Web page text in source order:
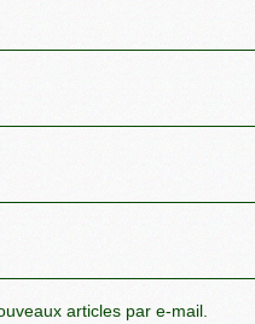
articles par e-mail.